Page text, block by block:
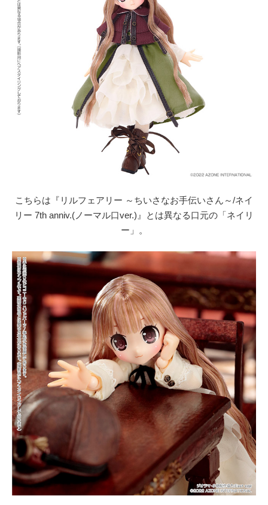
こちらは『リルフェアリー ～ちいさなお手伝いさん～/ネイ
リー 7th anniv.(ノーマル口ver.)』とは異なる口元の「ネイリ
ー」。